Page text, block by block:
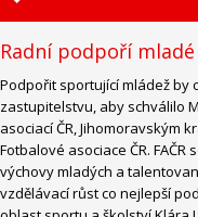
Radní podpoří
Podpořit sportující mládež by
zastupitelstvu, aby schválilo
asociací ČR, Jihomoravským
Fotbalové asociace ČR.
výchovy mladých a
vzdělávací růst co nejlepší